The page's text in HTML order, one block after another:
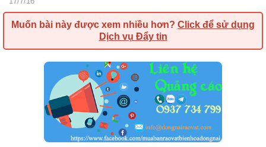
Muốn bài này được xem nhiều hơn? Click để sử dụng
Dịch vụ Đẩy tin